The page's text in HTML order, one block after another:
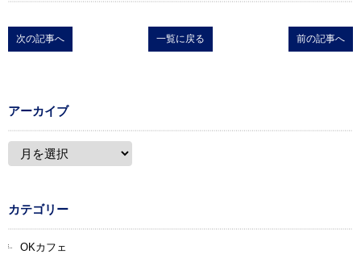
次の記事へ 一覧に戻る 前の記事へ
アーカイブ
カテゴリー
OKカフェ